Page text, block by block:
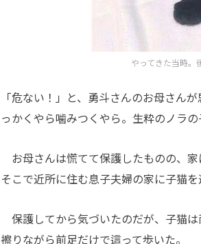
やってきた当時。
「危ない！」と、勇斗さんのお母さん
っかくやら噛みつくやら。生粋のノラの
お母さんは慌てて保護したものの、
そこで近所に住む息子夫婦の家に子猫を
保護してから気づいたのだが、子猫
擦りながら前足だけで這って歩いた。